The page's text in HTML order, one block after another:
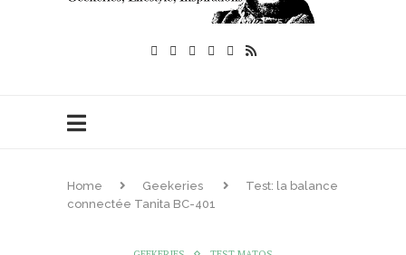
Home Geekeries
Test: la balance
connectée Tanita BC-401